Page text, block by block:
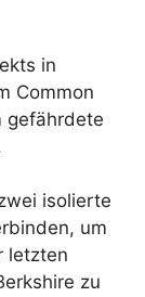
in
Common
gefährdete
isolierte
um
letzten
zu